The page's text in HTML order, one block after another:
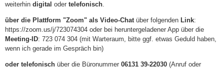
weiterhin digital oder telefonisch.
über die Plattform "Zoom" als Video-Chat über folgenden Link:
https://zoom.us/j/723074304 oder bei heruntergeladener App über die
Meeting-ID: 723 074 304 (mit Warteraum, bitte ggf. etwas Geduld haben,
wenn ich gerade im Gespräch bin)
oder telefonisch über die Büronummer 06131 39-22030 (Anruf oder